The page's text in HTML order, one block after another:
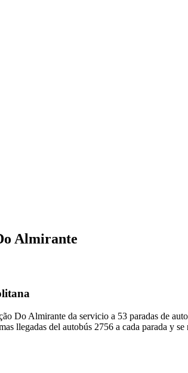
Almirante
Do Almirante da servicio a 53 paradas de
llegadas del autobús 2756 a cada parada y